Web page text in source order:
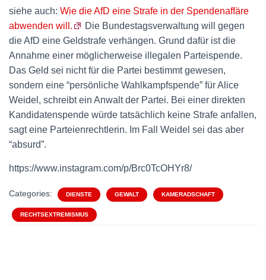
siehe auch: Wie die AfD eine Strafe in der Spendenaffäre
abwenden will.
Die Bundestagsverwaltung will gegen
die AfD eine Geldstrafe verhängen. Grund dafür ist die
Annahme einer möglicherweise illegalen Parteispende.
Das Geld sei nicht für die Partei bestimmt gewesen,
sondern eine “persönliche Wahlkampfspende” für Alice
Weidel, schreibt ein Anwalt der Partei. Bei einer direkten
Kandidatenspende würde tatsächlich keine Strafe anfallen,
sagt eine Parteienrechtlerin. Im Fall Weidel sei das aber
“absurd”.
https://www.instagram.com/p/Brc0TcOHYr8/
Categories: DIENSTE GEWALT KAMERADSCHAFT
RECHTSEXTREMISMUS